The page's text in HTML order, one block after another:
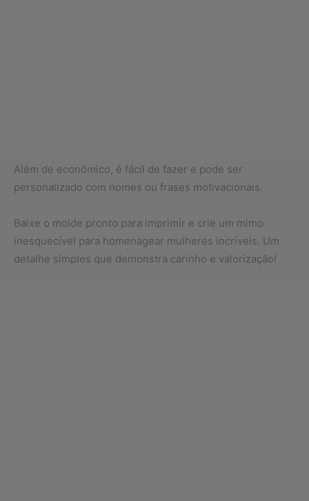
Além de econômico, é fácil de fazer e pode ser
personalizado com nomes ou frases motivacionais.
Baixe o molde pronto para imprimir e crie um mimo
inesquecível para homenagear mulheres incríveis. Um
detalhe simples que demonstra carinho e valorização!